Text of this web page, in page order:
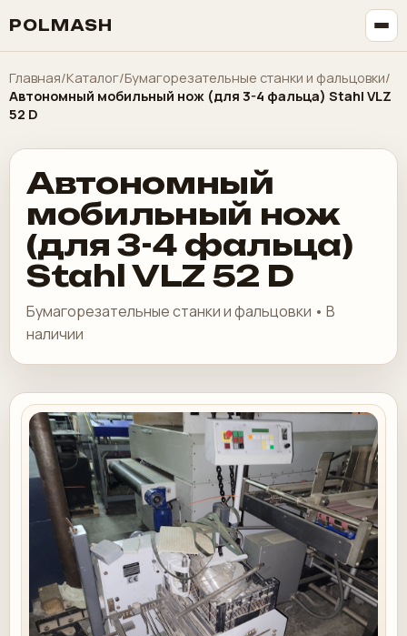
POLMASH
Главная/Каталог/Бумагорезательные станки и фальцовки/
Автономный мобильный нож (для 3-4 фальца) Stahl VLZ
52 D
Автономный
мобильный нож
(для 3-4 фальца)
Stahl VLZ 52 D
Бумагорезательные станки и фальцовки • В
наличии